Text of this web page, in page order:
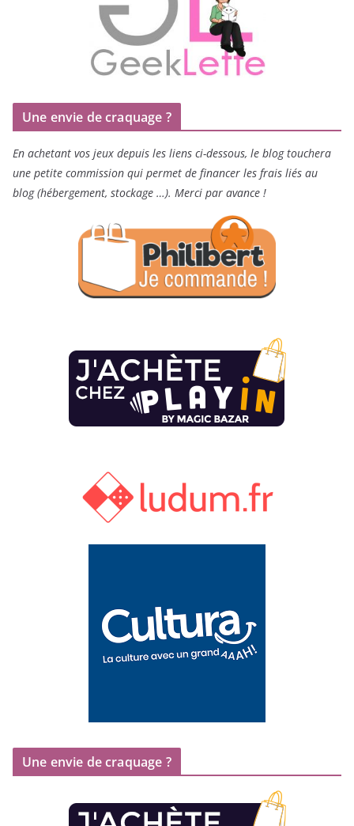
Une envie de craquage ?
En achetant vos jeux depuis les liens ci-dessous, le blog touchera
une petite commission qui permet de financer les frais liés au
blog (hébergement, stockage …). Merci par avance !
Une envie de craquage ?